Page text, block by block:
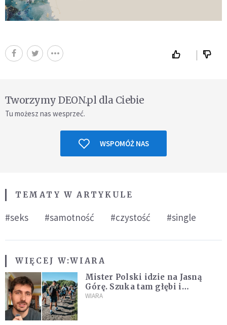
Tworzymy DEON.pl dla Ciebie
Tu możesz nas wesprzeć.
WSPOMÓŻ NAS
TEMATY W ARTYKULE
#seks #samotność #czystość #single
WIĘCEJ W:WIARA
Mister Polski idzie na Jasną
Górę. Szuka tam głębi i
spotkania
WIARA